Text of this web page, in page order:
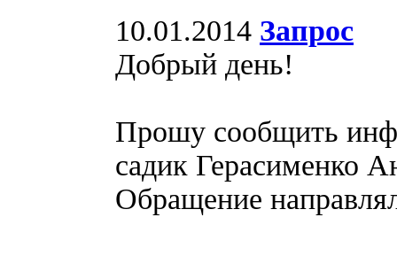
10.01.2014 Запрос
Добрый день!
Прошу сообщить
садик Герасименко
Обращение